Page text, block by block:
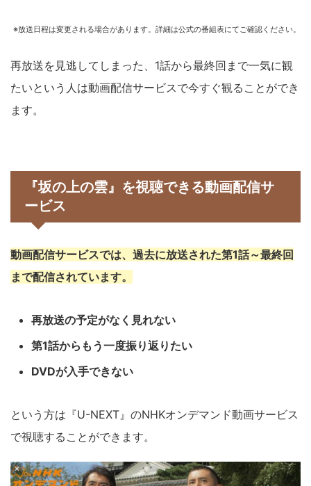
※放送日程は変更される場合があります。詳細は公式の番組表にてご確認ください。
再放送を見逃してしまった、1話から最終回まで一気に観
たいという人は動画配信サービスで今すぐ観ることができ
ます。
『坂の上の雲』を視聴できる動画配信サ
ービス
動画配信サービスでは、過去に放送された第1話～最終回
まで配信されています。
再放送の予定がなく見れない
第1話からもう一度振り返りたい
DVDが入手できない
という方は『U-NEXT』のNHKオンデマンド動画サービス
で視聴することができます。